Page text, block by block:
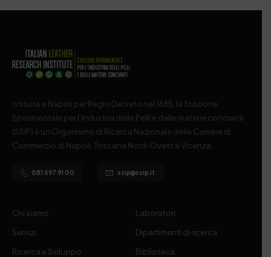
Istituita a Napoli per Regio Decreto nel 1885, la Stazione
Sperimentale per l’Industria delle Pelli e delle materie concianti
(SSIP) è un Organismo di Ricerca Nazionale delle Camere di
Commercio di Napoli, Toscana Nord-Ovest e Vicenza.
081 597 91 00 ssip@ssip.it
Chi siamo
Servizi
Ricerca e Sviluppo
Laboratori
Dipartimenti di ricerca
Biblioteca